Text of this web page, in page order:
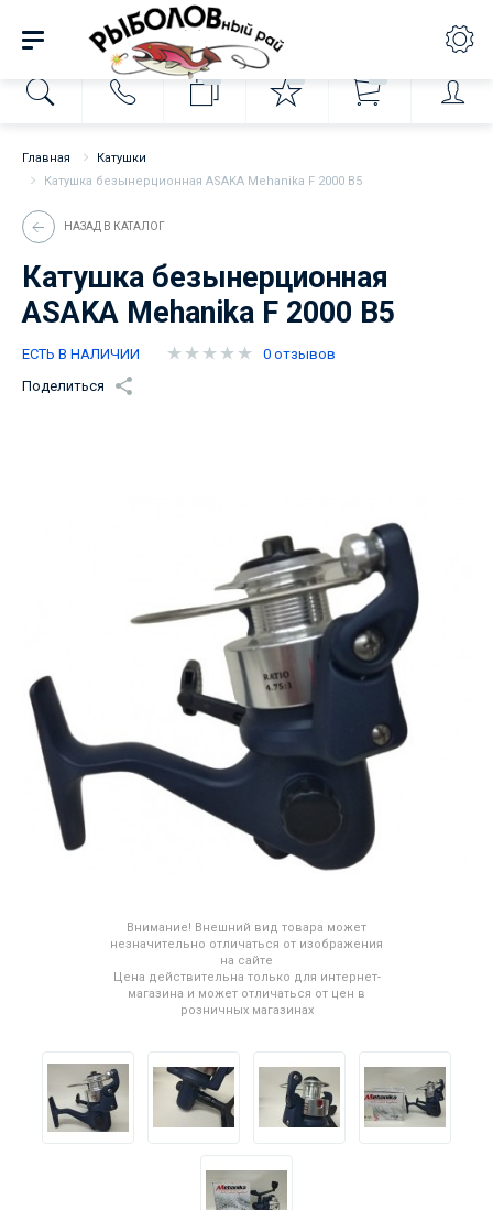
Главная
Катушки
Катушка безынерционная ASAKA Mehanika F 2000 B5
НАЗАД В КАТАЛОГ
Катушка безынерционная
ASAKA Mehanika F 2000 B5
ЕСТЬ В НАЛИЧИИ
0 отзывов
Поделиться
Внимание! Внешний вид товара может
незначительно отличаться от изображения
на сайте
Цена действительна только для интернет-
магазина и может отличаться от цен в
розничных магазинах